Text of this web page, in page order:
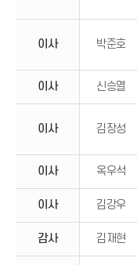
이사 박준호
이사 신승열
이사 김장성
이사 옥우석
이사 김강우
감사 김재현